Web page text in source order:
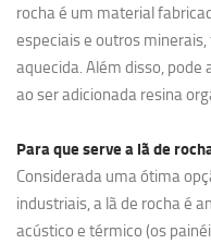
rocha é um material
especiais e outros
aquecida. Além disso,
ao ser adicionada resina
Para que serve a lã de
Considerada uma ótima
industriais, a lã de rocha é
acústico e térmico (os